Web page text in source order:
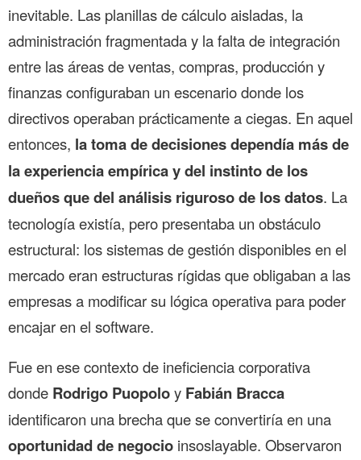
inevitable. Las planillas de cálculo aisladas, la
administración fragmentada y la falta de integración
entre las áreas de ventas, compras, producción y
finanzas configuraban un escenario donde los
directivos operaban prácticamente a ciegas. En aquel
entonces, la toma de decisiones dependía más de
la experiencia empírica y del instinto de los
dueños que del análisis riguroso de los datos. La
tecnología existía, pero presentaba un obstáculo
estructural: los sistemas de gestión disponibles en el
mercado eran estructuras rígidas que obligaban a las
empresas a modificar su lógica operativa para poder
encajar en el software.
Fue en ese contexto de ineficiencia corporativa
donde Rodrigo Puopoloy Fabián Bracca
identificaron una brecha que se convertiría en una
oportunidad de negocio insoslayable. Observaron